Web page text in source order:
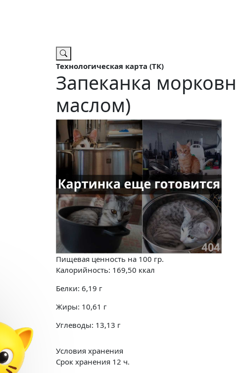
Технологическая карта (ТК)
Запеканка
маслом)
Пищевая ценность на 100 гр.
Калорийность: 169,50 ккал
Белки: 6,19 г
Жиры: 10,61 г
Углеводы: 13,13 г
Условия хранения
Срок хранения 12 ч.